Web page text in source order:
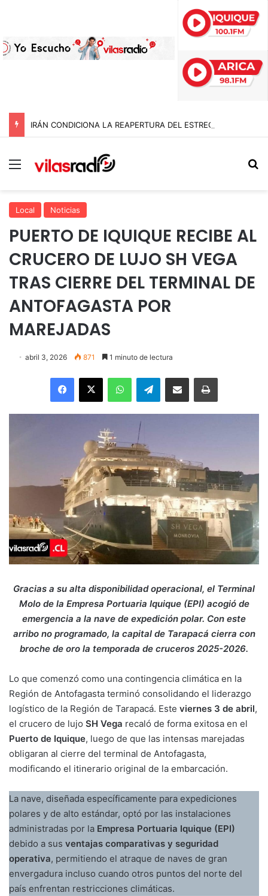
Menú
Local Noticias
PUERTO DE IQUIQUE RECIBE AL
CRUCERO DE LUJO SH VEGA
TRAS CIERRE DEL TERMINAL DE
ANTOFAGASTA POR
MAREJADAS
abril 3, 2026 871 1 minuto de lectura
Facebook
X WhatsAppTelegramEnviar vía email Imprimir
Gracias a su alta disponibilidad operacional, el Terminal
Molo de la Empresa Portuaria Iquique (EPI) acogió de
emergencia a la nave de expedición polar. Con este
arribo no programado, la capital de Tarapacá cierra con
broche de oro la temporada de cruceros 2025-2026.
Lo que comenzó como una contingencia climática en la
Región de Antofagasta terminó consolidando el liderazgo
logístico de la Región de Tarapacá. Este viernes 3 de abril,
el crucero de lujo SH Vega recaló de forma exitosa en el
Puerto de Iquique, luego de que las intensas marejadas
obligaran al cierre del terminal de Antofagasta,
modificando el itinerario original de la embarcación.
La nave, diseñada específicamente para expediciones
polares y de alto estándar, optó por las instalaciones
administradas por la Empresa Portuaria Iquique (EPI)
debido a sus ventajas comparativas y seguridad
operativa, permitiendo el atraque de naves de gran
envergadura incluso cuando otros puntos del norte del
país enfrentan restricciones climáticas.